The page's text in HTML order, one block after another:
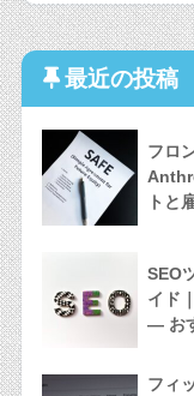
最近の投稿
フロ
トと
SEO
イド
— お
フィ